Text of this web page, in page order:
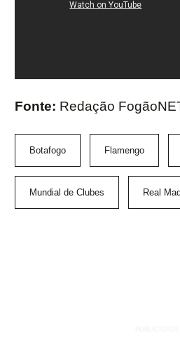
Fonte: Redação
Botafogo Flamengo
Mundial de Clubes Real